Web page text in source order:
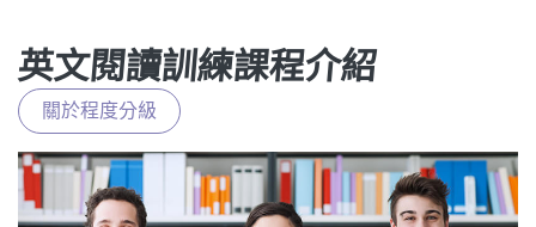
英文閱讀訓練課程介紹
關於程度分級